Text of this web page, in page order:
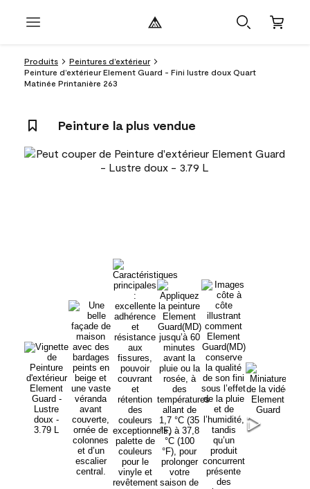
Produits
Peintures d’extérieur
Peinture d’extérieur Element Guard - Fini lustre doux Quart
Matinée Printanière 263
Peinture la plus vendue